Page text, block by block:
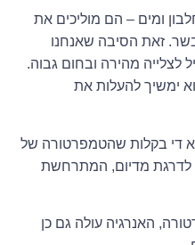
ומים – הם מוליכים את
זאת הסיבה שאנחנו
לצלייה מהירה ובחום גבוה.
ימשיך להעלות את
די בקלות שהטמפרטורה של
לדרגת מדיום, המתרחשת
האנרגיה עולה גם כן